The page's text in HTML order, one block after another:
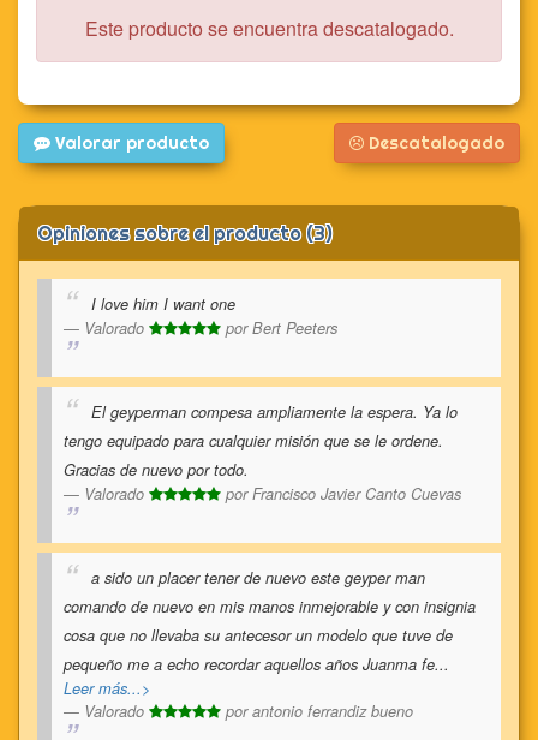
Este producto se encuentra descatalogado.
Valorar producto Descatalogado
Opiniones sobre el producto (3)
I love him I want one
Valorado
porBert Peeters
El geyperman compesa ampliamente la espera. Ya lo
tengo equipado para cualquier misión que se le ordene.
Gracias de nuevo por todo.
Valorado
porFrancisco Javier Canto Cuevas
a sido un placer tener de nuevo este geyper man
comando de nuevo en mis manos inmejorable y con insignia
cosa que no llevaba su antecesor un modelo que tuve de
pequeño me a echo recordar aquellos años Juanma fe...
Leer más...>
Valorado
porantonio ferrandiz bueno